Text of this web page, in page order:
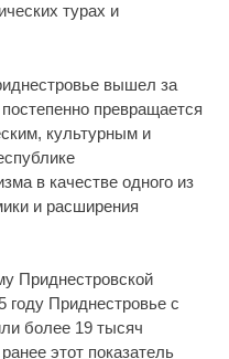
турах и
вышел за
превращается
культурным и
в качестве одного из
и расширения
Приднестровской
году Приднестровье с
более 19 тысяч
этот показатель
от Кличко: это